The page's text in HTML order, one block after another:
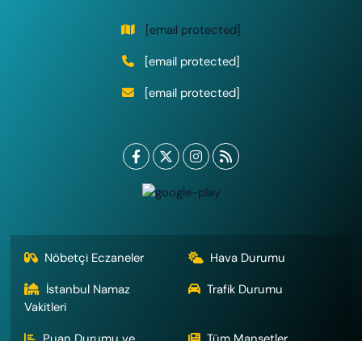
[email protected]
[email protected]
[email protected]
Nöbetçi Eczaneler
Hava Durumu
İstanbul Namaz
Vakitleri
Trafik Durumu